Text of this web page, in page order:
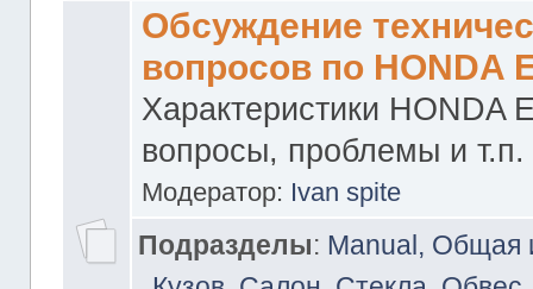
Обсуждение
вопросов по HONDA
Характеристики HONDA
вопросы, проблемы и т.п.
Модератор: Ivan spite
Подразделы: Manual,